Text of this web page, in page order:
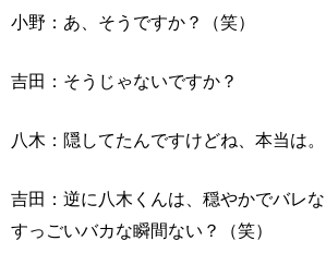
小野：あ、そうですか？（笑）
吉田：そうじゃないですか？
八木：隠してたんですけどね、本当は。
吉田：逆に八木くんは、穏やかでバレ
すっごいバカな瞬間ない？（笑）